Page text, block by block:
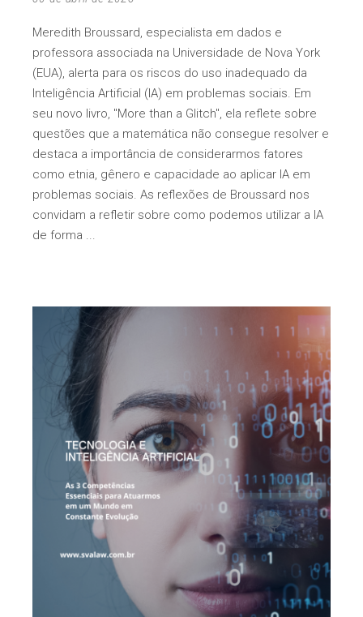
Meredith Broussard, especialista em dados e
professora associada na Universidade de Nova York
(EUA), alerta para os riscos do uso inadequado da
Inteligência Artificial (IA) em problemas sociais. Em
seu novo livro, "More than a Glitch", ela reflete sobre
questões que a matemática não consegue resolver e
destaca a importância de considerarmos fatores
como etnia, gênero e capacidade ao aplicar IA em
problemas sociais. As reflexões de Broussard nos
convidam a refletir sobre como podemos utilizar a IA
de forma